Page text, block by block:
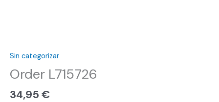
Sin categorizar
Order L715726
34,95 €